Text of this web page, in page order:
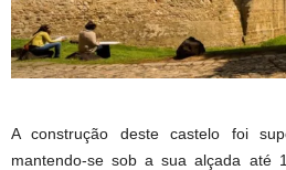
A construção deste castelo foi
mantendo-se sob a sua alçada até